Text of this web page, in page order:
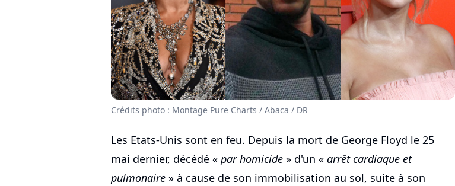
Crédits photo : Montage Pure Charts / Abaca / DR
Les Etats-Unis sont en feu. Depuis la mort de George Floyd le 25
mai dernier, décédé « par homicide » d'un « arrêt cardiaque et
pulmonaire » à cause de son immobilisation au sol, suite à son